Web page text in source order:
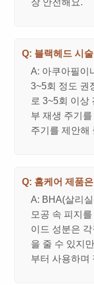
장 안전해요.
Q: 블랙헤드 시
A: 아쿠아필이
3~5회 정도 권
로 3~5회 이상
부 재생 주기
주기를 제안해
Q: 홈케어 제품
A: BHA(살리
모공 속 피지
이드 성분은
을 줄 수 있지
부터 사용하며